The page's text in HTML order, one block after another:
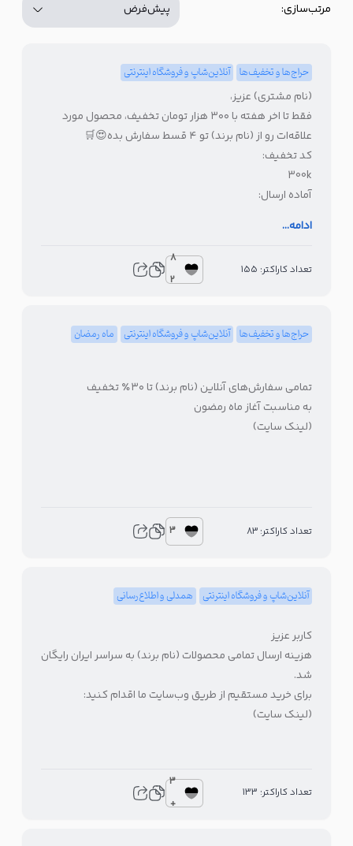
مرتب‌سازی:
حراج‌ها و تخفیف‌ها آنلاین‌شاپ و فروشگاه اینترنتی
(نام مشتری) عزیز،
فقط تا اخر هفته با ۳۰۰ هزار تومان تخفیف، محصول مورد
علاقه‌‌ات رو از (نام برند) تو ۴ قسط سفارش بده😍🛒
کد تخفیف:
300k
آماده ارسال:
ادامه...
تعداد کاراکتر: 155
8
2
حراج‌ها و تخفیف‌ها آنلاین‌شاپ و فروشگاه اینترنتی ماه رمضان
تمامی سفارش‌های آنلاین (نام برند) تا ۳۰٪ تخفیف
به مناسبت آغاز ماه رمضون
(لینک سایت)
تعداد کاراکتر: 83 3
آنلاین‌شاپ و فروشگاه اینترنتی همدلی و اطلاع‌رسانی
کاربر عزیز
هزینه ارسال تمامی محصولات (نام برند) به سراسر ایران رایگان
شد.
برای خرید مستقیم از طریق وب‌سایت ما اقدام کنید:
(لینک سایت)
تعداد کاراکتر: 133
3
+